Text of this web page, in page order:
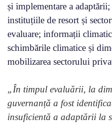
și implementare a
instituțiile de resort și
evaluare; informații
schimbările climatice și
mobilizarea sectorului
„În timpul evaluării, la
guvernanță a fost
insuficientă a adaptării la